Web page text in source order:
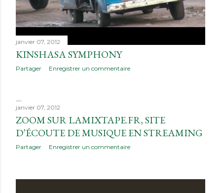
janvier 07, 2012
KINSHASA SYMPHONY
Partager Enregistrer un commentaire
janvier 07, 2012
ZOOM SUR LAMIXTAPE.FR, SITE
D’ÉCOUTE DE MUSIQUE EN STREAMING
Partager Enregistrer un commentaire